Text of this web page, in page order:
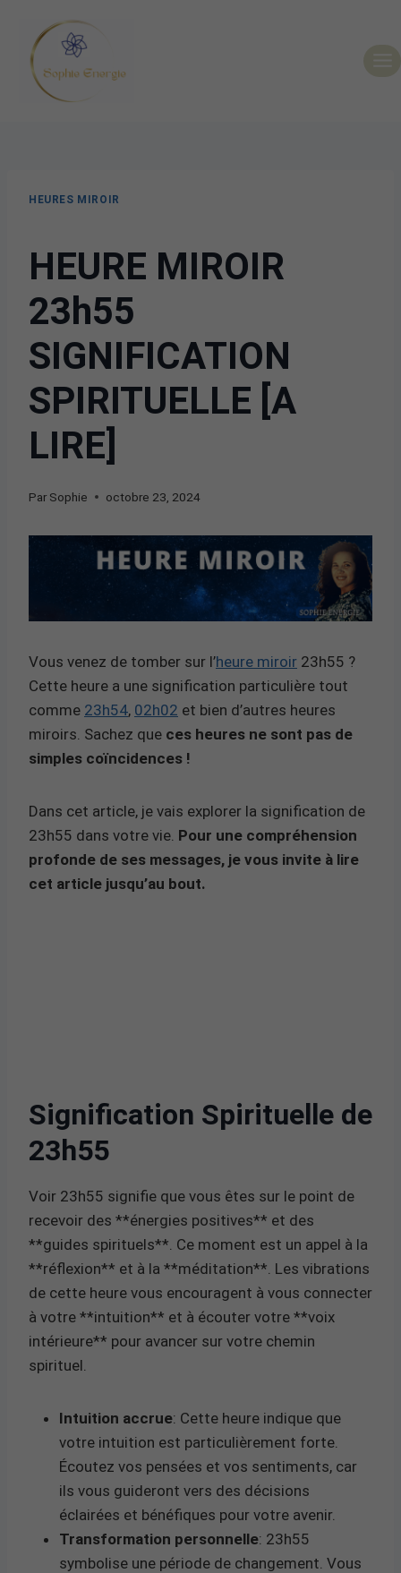
HEURES MIROIR
HEURE MIROIR
23h55
SIGNIFICATION
SPIRITUELLE [A
LIRE]
Par Sophie octobre 23, 2024
Vous venez de tomber sur l’heure miroir 23h55 ?
Cette heure a une signification particulière tout
comme 23h54, 02h02 et bien d’autres heures
miroirs. Sachez que ces heures ne sont pas de
simples coïncidences !
Dans cet article, je vais explorer la signification de
23h55 dans votre vie. Pour une compréhension
profonde de ses messages, je vous invite à lire
cet article jusqu’au bout.
Signification Spirituelle de
23h55
Voir 23h55 signifie que vous êtes sur le point de
recevoir des **énergies positives** et des
**guides spirituels**. Ce moment est un appel à la
**réflexion** et à la **méditation**. Les vibrations
de cette heure vous encouragent à vous connecter
à votre **intuition** et à écouter votre **voix
intérieure** pour avancer sur votre chemin
spirituel.
Intuition accrue: Cette heure indique que
votre intuition est particulièrement forte.
Écoutez vos pensées et vos sentiments, car
ils vous guideront vers des décisions
éclairées et bénéfiques pour votre avenir.
Transformation personnelle: 23h55
symbolise une période de changement. Vous